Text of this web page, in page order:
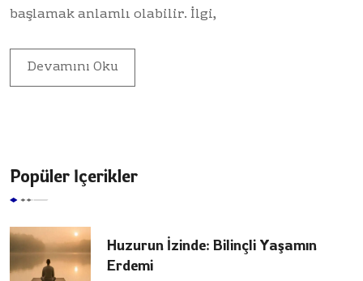
başlamak anlamlı olabilir. İlgi,
Devamını Oku
Popüler İçerikler
Huzurun İzinde: Bilinçli Yaşamın
Erdemi